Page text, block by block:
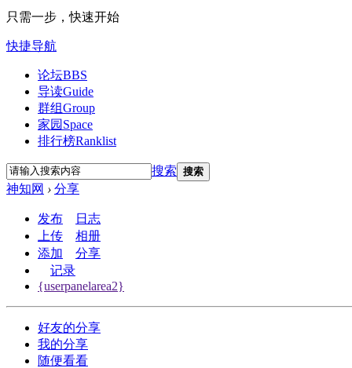
只需一步，快速开始
快捷导航
论坛BBS
导读Guide
群组Group
家园 Space
排行榜Ranklist
搜索 搜索
神知网 › 分享
发布
日志
上传
相册
添加
分享
记录
{userpanelarea2}
好友的分享
我的分享
随便看看